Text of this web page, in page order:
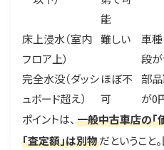
能
床上浸水（室内
フロア上）
難しい
車種
段が
完全水没（ダッシ
ュボード超え）
ほぼ不
可
部
が0
ポイントは、 一般中古車店の「
「査定額」は別物だということ